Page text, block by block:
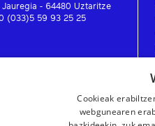
Jauregia - 64480 Uztaritze
(033)5 59 93 25 25
Cookieak
webgunearen